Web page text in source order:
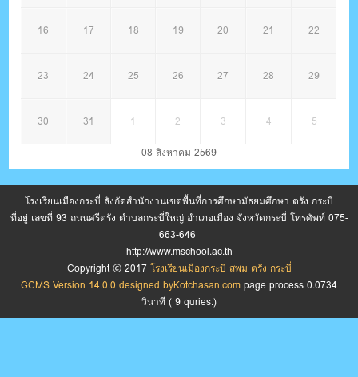
16 17 18 19 20 21 22
23 24 25 26 27 28 29
30 31 1 2 3 4 5
08 สิงหาคม 2569
โรงเรียนเมืองกระบี่ สังกัดสำนักงานเขตพื้นที่การศึกษามัธยมศึกษา ตรัง กระบี่
ที่อยู่ เลขที่ 93 ถนนศรีตรัง ตำบลกระบี่ใหญ่ อำเภอเมือง จังหวัดกระบี่ โทรศัพท์ 075-
663-646
http://www.mschool.ac.th
Copyright © 2017 โรงเรียนเมืองกระบี่ สพม ตรัง กระบี่
GCMS Version 14.0.0 designed byKotchasan.com page process 0.0734
วินาที ( 9 quries.)